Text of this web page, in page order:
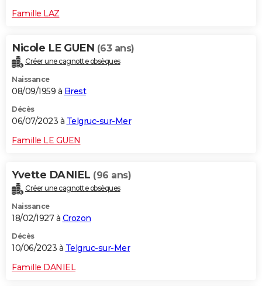
Famille LAZ
Nicole LE GUEN (63 ans)
Créer une cagnotte obsèques
Naissance
08/09/1959 à Brest
Décès
06/07/2023 à Telgruc-sur-Mer
Famille LE GUEN
Yvette DANIEL (96 ans)
Créer une cagnotte obsèques
Naissance
18/02/1927 à Crozon
Décès
10/06/2023 à Telgruc-sur-Mer
Famille DANIEL